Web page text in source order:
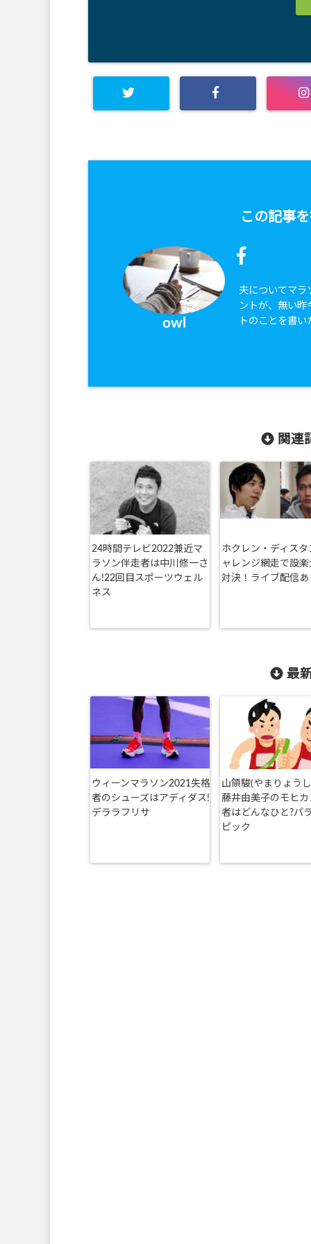
この記事
owl
夫についてマラ
ントが、無い昨
トのことを書
関連
24時間テレビ2022兼近マ
ラソン伴走者は中川修一さ
ん!22回目スポーツウェル
ネス
ホクレン・ディスタ
ャレンジ網走で設
対決！ライブ配信あ
最
ウィーンマラソン2021失格
者のシューズはアディダス!
デララフリサ
山領駿(やまりょう
藤井由美子のモヒ
者はどんなひと?パ
ピック